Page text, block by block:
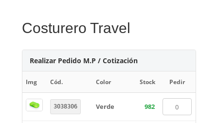
Costurero Travel
Realizar Pedido M.P / Cotización
Img Cód. Color Stock Pedir
3038306 Verde 982